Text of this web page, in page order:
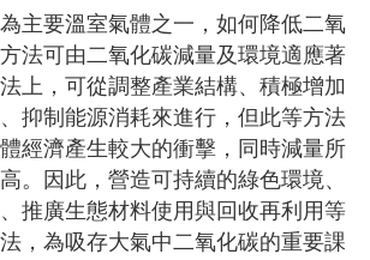
要溫室氣體之一，如何降低二氧
法可由二氧化碳減量及環境適應著
上，可從調整產業結構、積極增加
抑制能源消耗來進行，但此等方法
經濟產生較大的衝擊，同時減量所
。因此，營造可持續的綠色環境、
推廣生態材料使用與回收再利用等
，為吸存大氣中二氧化碳的重要課